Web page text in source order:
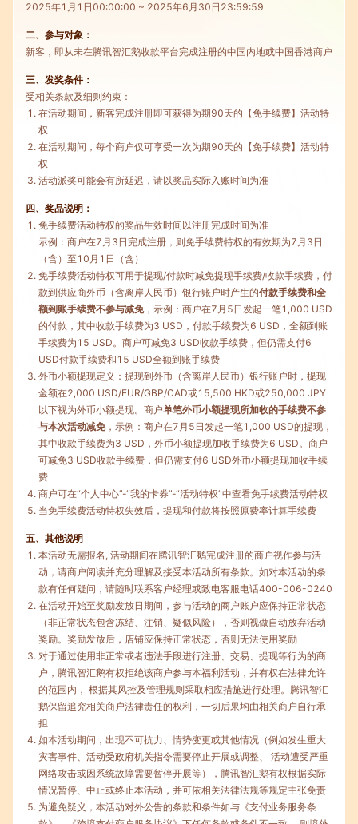
2025年1月1日00:00:00 ~ 2025年6月30日23:59:59
二、参与对象：
新客，即从未在腾讯智汇鹅收款平台完成注册的中国内地或中国香港商户
三、发奖条件：
受相关条款及细则约束：
在活动期间，新客完成注册即可获得为期90天的【免手续费】活动特
权
在活动期间，每个商户仅可享受一次为期90天的【免手续费】活动特
权
活动派奖可能会有所延迟，请以奖品实际入账时间为准
四、奖品说明：
免手续费活动特权的奖品生效时间以注册完成时间为准
示例：商户在7月3日完成注册，则免手续费特权的有效期为7月3日
（含）至10月1日（含）
免手续费活动特权可用于提现/付款时减免提现手续费/收款手续费，付
款到供应商外币（含离岸人民币）银行账户时产生的付款手续费和全
额到账手续费不参与减免，示例：商户在7月5日发起一笔1,000 USD
的付款，其中收款手续费为3 USD，付款手续费为6 USD，全额到账
手续费为15 USD。商户可减免3 USD收款手续费，但仍需支付6
USD付款手续费和15 USD全额到账手续费
外币小额提现定义：提现到外币（含离岸人民币）银行账户时，提现
金额在2,000 USD/EUR/GBP/CAD或15,500 HKD或250,000 JPY
以下视为外币小额提现。商户单笔外币小额提现所加收的手续费不参
与本次活动减免，示例：商户在7月5日发起一笔1,000 USD的提现，
其中收款手续费为3 USD，外币小额提现加收手续费为6 USD。商户
可减免3 USD收款手续费，但仍需支付6 USD外币小额提现加收手续
费
商户可在“个人中心”-“我的卡券”-“活动特权”中查看免手续费活动特权
当免手续费活动特权失效后，提现和付款将按照原费率计算手续费
五、其他说明
本活动无需报名, 活动期间在腾讯智汇鹅完成注册的商户视作参与活
动，请商户阅读并充分理解及接受本活动所有条款。如对本活动的条
款有任何疑问，请随时联系客户经理或致电客服电话400-006-0240
在活动开始至奖励发放日期间，参与活动的商户账户应保持正常状态
（非正常状态包含冻结、注销、疑似风险），否则视做自动放弃活动
奖励。奖励发放后，店铺应保持正常状态，否则无法使用奖励
对于通过使用非正常或者违法手段进行注册、交易、提现等行为的商
户，腾讯智汇鹅有权拒绝该商户参与本福利活动，并有权在法律允许
的范围内， 根据其风控及管理规则采取相应措施进行处理。腾讯智汇
鹅保留追究相关商户法律责任的权利，一切后果均由相关商户自行承
担
如本活动期间，出现不可抗力、情势变更或其他情况（例如发生重大
灾害事件、活动受政府机关指令需要停止开展或调整、 活动遭受严重
网络攻击或因系统故障需要暂停开展等），腾讯智汇鹅有权根据实际
情况暂停、中止或终止本活动，并可依相关法律法规等规定主张免责
为避免疑义，本活动对外公告的条款和条件如与《支付业务服务条